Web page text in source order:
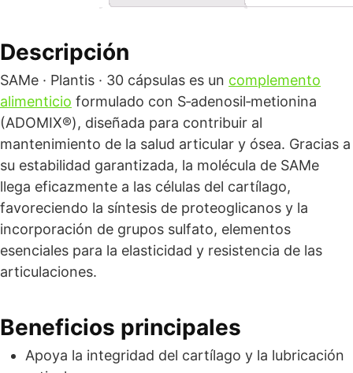
Descripción
SAMe · Plantis · 30 cápsulas es un complemento
alimenticio formulado con S‑adenosil‑metionina
(ADOMIX®), diseñada para contribuir al
mantenimiento de la salud articular y ósea. Gracias a
su estabilidad garantizada, la molécula de SAMe
llega eficazmente a las células del cartílago,
favoreciendo la síntesis de proteoglicanos y la
incorporación de grupos sulfato, elementos
esenciales para la elasticidad y resistencia de las
articulaciones.
Beneficios principales
Apoya la integridad del cartílago y la lubricación